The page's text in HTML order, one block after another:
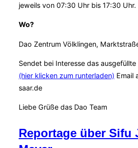
jeweils von 07:30 Uhr bis 17:30 Uhr.
Wo?
Dao Zentrum Völklingen,
Sendet bei Interesse das
(hier klicken zum runterladen) Email
saar.de
Liebe Grüße das Dao Team
Reportage über Sifu